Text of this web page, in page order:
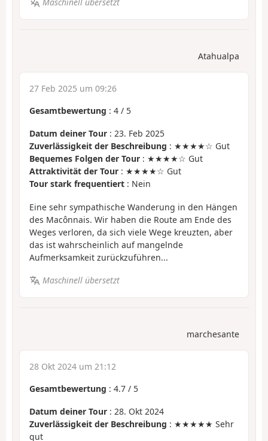
Maschinell übersetzt
Atahualpa
27 Feb 2025 um 09:26
Gesamtbewertung : 4 / 5
Datum deiner Tour : 23. Feb 2025
Zuverlässigkeit der Beschreibung : ★★★★☆ Gut
Bequemes Folgen der Tour : ★★★★☆ Gut
Attraktivität der Tour : ★★★★☆ Gut
Tour stark frequentiert : Nein
Eine sehr sympathische Wanderung in den Hängen
des Macônnais. Wir haben die Route am Ende des
Weges verloren, da sich viele Wege kreuzten, aber
das ist wahrscheinlich auf mangelnde
Aufmerksamkeit zurückzuführen...
Maschinell übersetzt
marchesante
28 Okt 2024 um 21:12
Gesamtbewertung : 4.7 / 5
Datum deiner Tour : 28. Okt 2024
Zuverlässigkeit der Beschreibung : ★★★★★ Sehr
gut